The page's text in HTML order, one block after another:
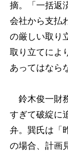
摘。「一括返
会社から支払
の厳しい取り
取り立てによ
あってはなら
鈴木俊一財
すぎて破綻に
弁。巽氏は「
の場合、計画